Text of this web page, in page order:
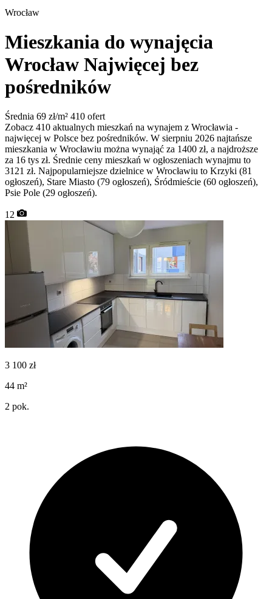
Wrocław
Mieszkania do wynajęcia
Wrocław Najwięcej bez
pośredników
Średnia 69 zł/m² 410 ofert
Zobacz 410 aktualnych mieszkań na wynajem z Wrocławia -
najwięcej w Polsce bez pośredników. W sierpniu 2026 najtańsze
mieszkania w Wrocławiu można wynająć za 1400 zł, a najdroższe
za 16 tys zł. Średnie ceny mieszkań w ogłoszeniach wynajmu to
3121 zł. Najpopularniejsze dzielnice w Wrocławiu to Krzyki (81
ogłoszeń), Stare Miasto (79 ogłoszeń), Śródmieście (60 ogłoszeń),
Psie Pole (29 ogłoszeń).
12
3 100 zł
44 m²
2 pok.